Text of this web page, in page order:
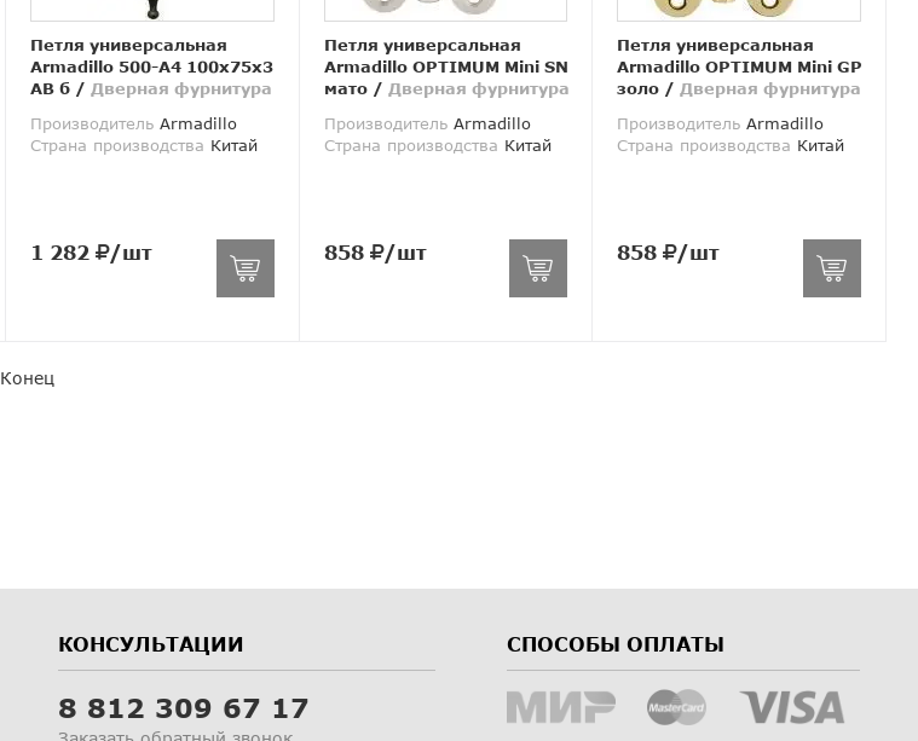
Петля универсальная
Armadillo 500-A4 100x75x3
AВ б/ Дверная фурнитура
ПроизводительArmadillo
Страна производства Китай
1 282 /шт
Петля универсальная
Armadillo OPTIMUM Mini SN
мато/ Дверная фурнитура
ПроизводительArmadillo
Страна производства Китай
858 /шт
Петля универсальная
Armadillo OPTIMUM Mini GP
золо / Дверная фурнитура
Производитель Armadillo
Страна производства Китай
858 /шт
Конец
КОНСУЛЬТАЦИИ
8 812 309 67 17
СПОСОБЫ ОПЛАТЫ